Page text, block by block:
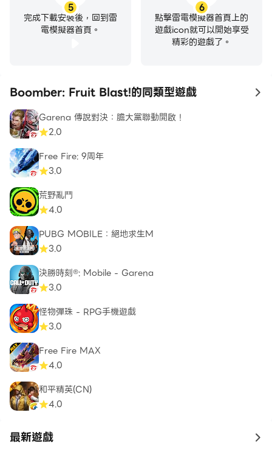
5
完成下載安裝後，回到雷
電模擬器首頁。
6
點擊雷電模擬器首頁上的
遊戲icon就可以開始享受
精彩的遊戲了。
Boomber: Fruit Blast!的同類型遊戲 to
Garena 傳說對決：膽大黨聯動開啟！
2.0
Free Fire: 9周年
3.0
荒野亂鬥
4.0
PUBG MOBILE：絕地求生M
3.0
決勝時刻®: Mobile - Garena
3.0
怪物彈珠 - RPG手機遊戲
3.0
Free Fire MAX
4.0
和平精英(CN)
4.0
最新遊戲 to